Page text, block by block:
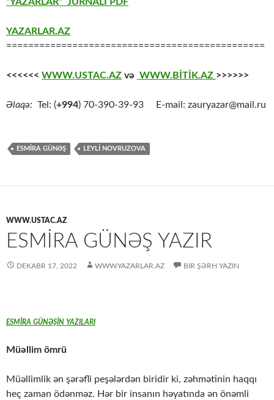
“YAZARLAR” JURNALI PDF
YAZARLAR.AZ
===============================================
<<<<<< WWW.USTAC.AZ və WWW.BİTİK.AZ >>>>>>
Əlaqə: Tel: (+994) 70-390-39-93 E-mail: zauryazar@mail.ru
ESMIRA GÜNƏŞ LEYLİ NOVRUZOVA
WWW.USTAC.AZ
ESMİRA GÜNƏŞ YAZIR
DEKABR 17, 2022 WWW.YAZARLAR.AZ BIR ŞƏRH YAZIN
ESMİRA GÜNƏŞİN YAZILARI
Müəllim ömrü
Müəllimlik ən şərəfli peşələrdən biridir ki, zəhmətinin haqqı
heç zaman ödənməz. Hər bir insanın həyatında ən önəmli